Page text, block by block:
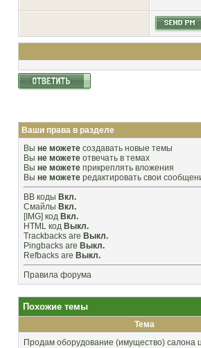
Ваши права в разделе
Вы не можете создавать новые темы
Вы не можете отвечать в темах
Вы не можете прикреплять вложения
Вы не можете редактировать свои
BB коды Вкл.
Смайлы Вкл.
[IMG] код Вкл.
HTML код Выкл.
Trackbacks are Выкл.
Pingbacks are Выкл.
Refbacks are Выкл.
Правила форума
Похожие темы
Тема
Продам оборудование (имущество) салона